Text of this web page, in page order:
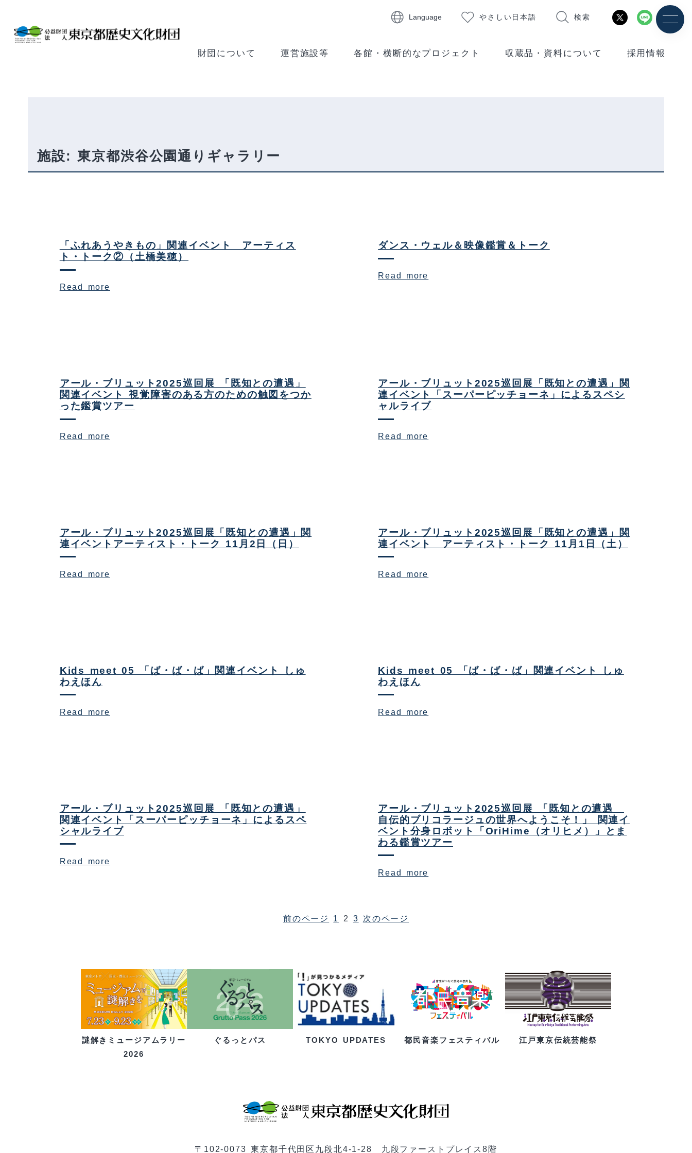
Language やさしい日本語 検索
財団について 運営施設等 各館・横断的なプロジェクト 収蔵品・資料について 採用情報
施設: 東京都渋谷公園通りギャラリー
「ふれあうやきもの」関連イベント アーティス
ト・トーク②（土橋美穂）
Read more
ダンス・ウェル＆映像鑑賞＆トーク
Read more
アール・ブリュット2025巡回展 「既知との遭遇」
関連イベント 視覚障害のある方のための触図をつか
った鑑賞ツアー
Read more
アール・ブリュット2025巡回展「既知との遭遇」関
連イベント「スーパーピッチョーネ」によるスペシ
ャルライブ
Read more
アール・ブリュット2025巡回展「既知との遭遇」関
連イベントアーティスト・トーク 11月2日（日）
Read more
アール・ブリュット2025巡回展「既知との遭遇」関
連イベント アーティスト・トーク 11月1日（土）
Read more
Kids meet 05 「ば・ば・ば」関連イベント しゅ
わえほん
Read more
Kids meet 05 「ば・ば・ば」関連イベント しゅ
わえほん
Read more
アール・ブリュット2025巡回展 「既知との遭遇」
関連イベント「スーパーピッチョーネ」によるスペ
シャルライブ
Read more
アール・ブリュット2025巡回展 「既知との遭遇
自伝的ブリコラージュの世界へようこそ！」 関連イ
ベント分身ロボット「OriHime（オリヒメ）」とま
わる鑑賞ツアー
Read more
前のページ 1 2 3 次のページ
謎解きミュージアムラリー
2026
ぐるっとパス TOKYO UPDATES 都民音楽フェスティバル 江戸東京伝統芸能祭
〒102-0073 東京都千代田区九段北4-1-28 九段ファーストプレイス8階